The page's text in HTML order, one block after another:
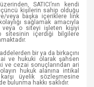
SATICI’nın kendi
kişilerin sahip olduğu
veya başka içeriklere link
sağlamak amacıyla
veya o siteyi işleten kişiyi
sitesinin içerdiği bilgilere
bir ya da birkaçını
ve hukuki olarak şahsen
ve cezai sonuçlarından ari
hukuk alanına intikal
üyelik sözleşmesine
bulunma hakkı saklıdır.